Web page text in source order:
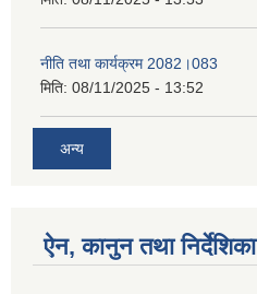
नीति तथा कार्यक्रम 2082।083
मिति: 08/11/2025 - 13:52
अन्य
ऐन, कानुन तथा निर्देशिका